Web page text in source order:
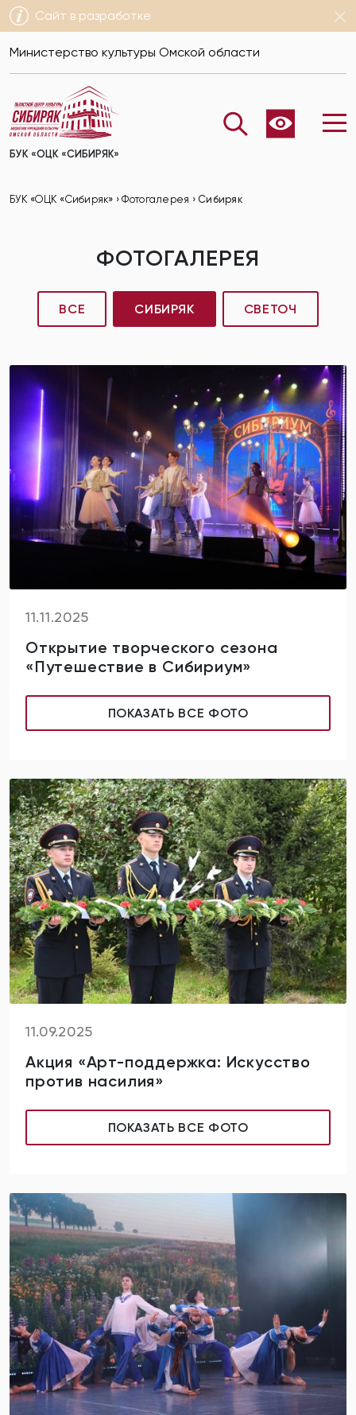
Сайт в разработке
Министерство культуры Омской области
БУК «ОЦК «СИБИРЯК»
БУК «ОЦК «Сибиряк» ›Фотогалерея ›Сибиряк
ФОТОГАЛЕРЕЯ
ВСЕ СИБИРЯК СВЕТОЧ
11.11.2025
Открытие творческого сезона
«Путешествие в Сибириум»
ПОКАЗАТЬ ВСЕ ФОТО
11.09.2025
Акция «Арт-поддержка: Искусство
против насилия»
ПОКАЗАТЬ ВСЕ ФОТО